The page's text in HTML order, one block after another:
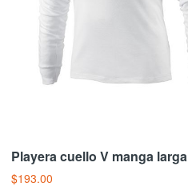
Playera cuello V manga larga
$193.00